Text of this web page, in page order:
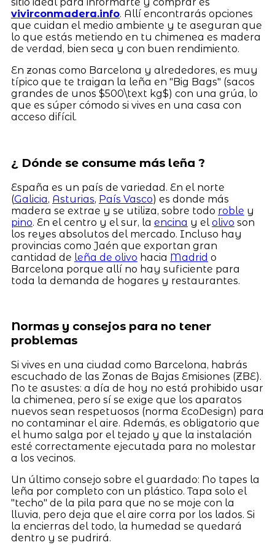
vivirconmadera.info. Allí encontrarás opciones
que cuidan el medio ambiente y te aseguran que
lo que estás metiendo en tu chimenea es madera
de verdad, bien seca y con buen rendimiento.
En zonas como Barcelona y alrededores, es muy
típico que te traigan la leña en "Big Bags" (sacos
grandes de unos $500\text kg$) con una grúa, lo
que es súper cómodo si vives en una casa con
acceso difícil.
¿ Dónde se consume más leña ?
España es un país de variedad. En el norte
(Galicia, Asturias, País Vasco) es donde más
madera se extrae y se utiliza, sobre todo roble y
pino. En el centro y el sur, la encina y el olivo son
los reyes absolutos del mercado. Incluso hay
provincias como Jaén que exportan gran
cantidad de leña de olivo hacia Madrid o
Barcelona porque allí no hay suficiente para
toda la demanda de hogares y restaurantes.
Normas y consejos para no tener
problemas
Si vives en una ciudad como Barcelona, habrás
escuchado de las Zonas de Bajas Emisiones (ZBE).
No te asustes: a día de hoy no está prohibido usar
la chimenea, pero sí se exige que los aparatos
nuevos sean respetuosos (norma EcoDesign) para
no contaminar el aire. Además, es obligatorio que
el humo salga por el tejado y que la instalación
esté correctamente ejecutada para no molestar
a los vecinos.
Un último consejo sobre el guardado: No tapes la
leña por completo con un plástico. Tapa solo el
"techo" de la pila para que no se moje con la
lluvia, pero deja que el aire corra por los lados. Si
la encierras del todo, la humedad se quedará
dentro y se pudrirá.